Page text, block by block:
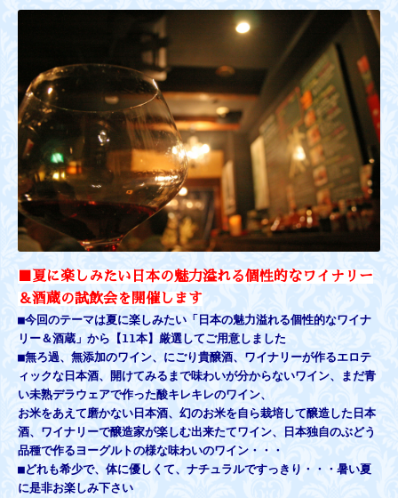
■夏に楽しみたい日本の魅力溢れる個性的なワイナリー
＆酒蔵の試飲会を開催します
■今回のテーマは夏に楽しみたい 「日本の魅力溢れる個性的なワイナ
リー＆酒蔵」から【11本】厳選してご用意しました
■無ろ過、無添加のワイン、にごり貴醸酒、ワイナリーが作るエロテ
ィックな日本酒、開けてみるまで味わいが分からないワイン、まだ青
い未熟デラウェアで作った酸キレキレのワイン、
お米をあえて磨かない日本酒、幻のお米を自ら栽培して醸造した日本
酒、ワイナリーで醸造家が楽しむ出来たてワイン、日本独自のぶどう
品種で作るヨーグルトの様な味わいのワイン・・・
■どれも希少で、体に優しくて、ナチュラルですっきり・・・暑い夏
に是非お楽しみ下さい